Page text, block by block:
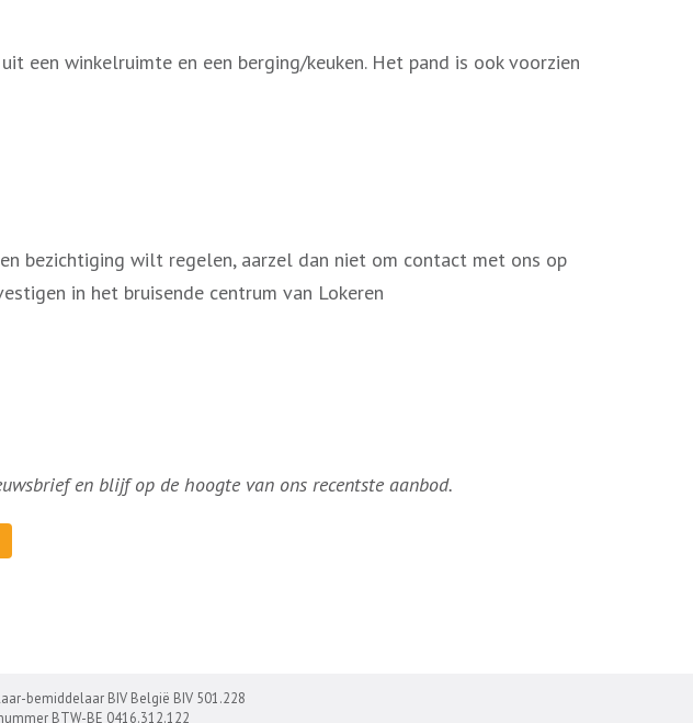
een winkelruimte en een berging/keuken. Het pand is ook voorzien
bezichtiging wilt regelen, aarzel dan niet om contact met ons op
in het bruisende centrum van Lokeren
en blijf op de hoogte van ons recentste aanbod.
bemiddelaar BIV België BIV 501.228
BTW-BE 0416.312.122